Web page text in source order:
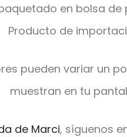
en bolsa de
Producto de
pueden variar un
muestran en tu
de Marci, síguenos